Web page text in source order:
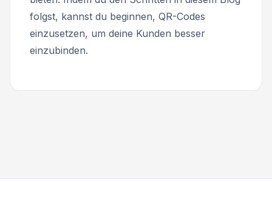
folgst, kannst du beginnen, QR-Codes
einzusetzen, um deine Kunden besser
einzubinden.